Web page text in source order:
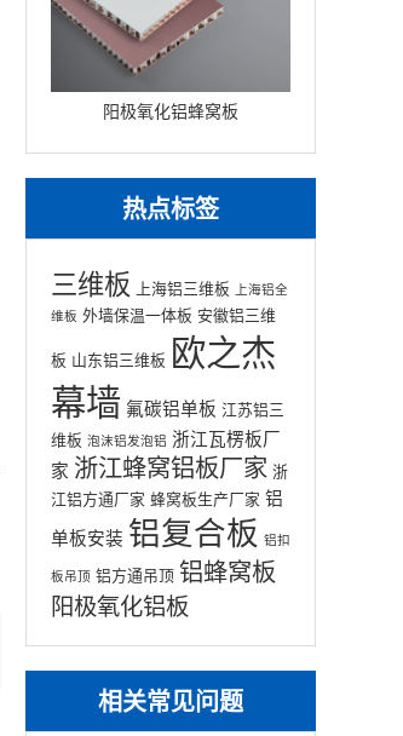
阳极氧化铝蜂窝板
热点标签
三维板 上海铝三维板 上海铝全
维板 外墙保温一体板 安徽铝三维
板 山东铝三维板 欧之杰
幕墙 氟碳铝单板 江苏铝三
维板 泡沫铝发泡铝 浙江瓦楞板厂
家 浙江蜂窝铝板厂家 浙
江铝方通厂家 蜂窝板生产厂家 铝
单板安装 铝复合板 铝扣
板吊顶 铝方通吊顶 铝蜂窝板
阳极氧化铝板
相关常见问题